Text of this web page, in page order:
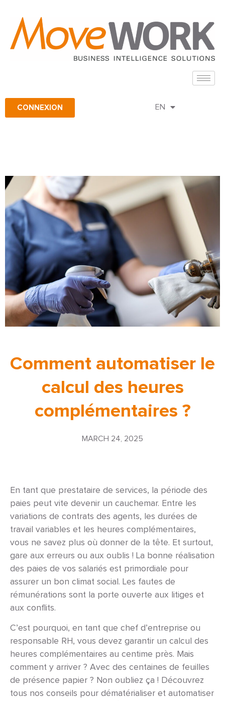
CONNEXION EN
ES
Comment automatiser le
calcul des heures
complémentaires ?
MARCH 24, 2025
En tant que prestataire de services, la période des
paies peut vite devenir un cauchemar. Entre les
variations de contrats des agents, les durées de
travail variables et les heures complémentaires,
vous ne savez plus où donner de la tête. Et surtout,
gare aux erreurs ou aux oublis ! La bonne réalisation
des paies de vos salariés est primordiale pour
assurer un bon climat social. Les fautes de
rémunérations sont la porte ouverte aux litiges et
aux conflits.
C’est pourquoi, en tant que chef d’entreprise ou
responsable RH, vous devez garantir un calcul des
heures complémentaires au centime près. Mais
comment y arriver ? Avec des centaines de feuilles
de présence papier ? Non oubliez ça ! Découvrez
tous nos conseils pour dématérialiser et automatiser